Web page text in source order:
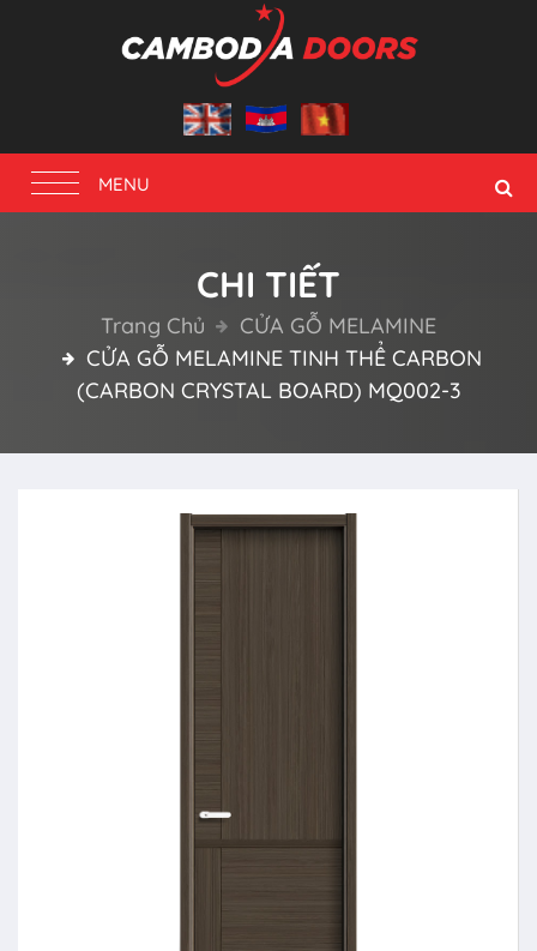
Toggle
navigation
MENU
CHI TIẾT
Trang Chủ
CỬA GỖ MELAMINE
CỬA GỖ MELAMINE TINH THỂ CARBON
(CARBON CRYSTAL BOARD) MQ002-3